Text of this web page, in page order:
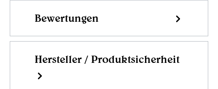
Bewertungen
Hersteller / Produktsicherheit